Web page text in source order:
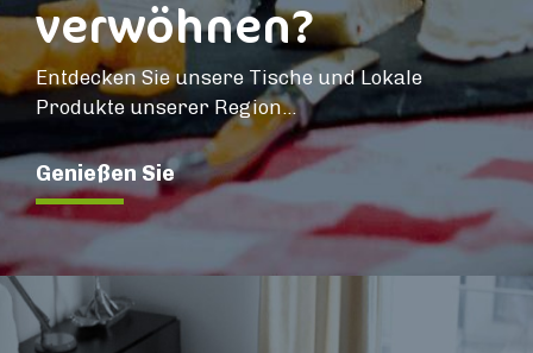
verwöhnen?
Entdecken Sie unsere Tische und Lokale
Produkte unserer Region...
Genießen Sie